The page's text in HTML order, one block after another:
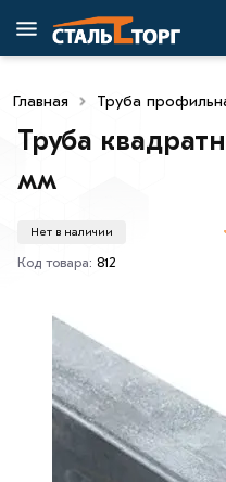
Главная Труба
Труба
мм
Нет в наличии
Код товара: 812